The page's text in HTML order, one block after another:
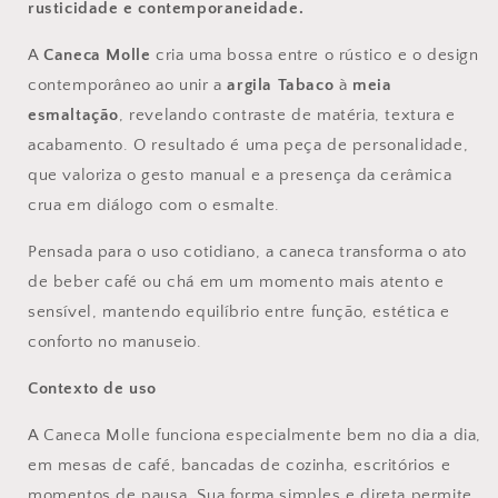
rusticidade e contemporaneidade.
ACaneca Molle cria uma bossa entre o rústico e o design
contemporâneo ao unir aargila Tabaco à meia
esmaltação, revelando contraste de matéria, textura e
acabamento. O resultado é uma peça de personalidade,
que valoriza o gesto manual e a presença da cerâmica
crua em diálogo com o esmalte.
Pensada para o uso cotidiano, a caneca transforma o ato
de beber café ou chá em um momento mais atento e
sensível, mantendo equilíbrio entre função, estética e
conforto no manuseio.
Contexto de uso
A Caneca Molle funciona especialmente bem no dia a dia,
em mesas de café, bancadas de cozinha, escritórios e